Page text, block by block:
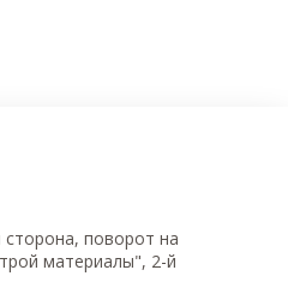
поворот на
материалы", 2-й